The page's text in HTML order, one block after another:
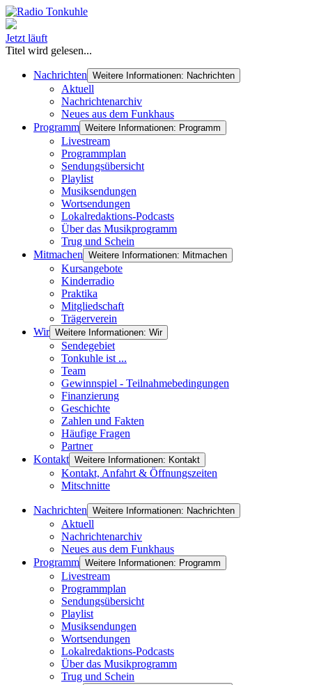
Jetzt läuft
Titel wird gelesen...
Nachrichten Weitere Informationen: Nachrichten
Aktuell
Nachrichtenarchiv
Neues aus dem Funkhaus
Programm Weitere Informationen: Programm
Livestream
Programmplan
Sendungsübersicht
Playlist
Musiksendungen
Wortsendungen
Lokalredaktions-Podcasts
Über das Musikprogramm
Trug und Schein
Mitmachen Weitere Informationen: Mitmachen
Kursangebote
Kinderradio
Praktika
Mitgliedschaft
Trägerverein
Wir Weitere Informationen: Wir
Sendegebiet
Tonkuhle ist ...
Team
Gewinnspiel - Teilnahmebedingungen
Finanzierung
Geschichte
Zahlen und Fakten
Häufige Fragen
Partner
Kontakt Weitere Informationen: Kontakt
Kontakt, Anfahrt & Öffnungszeiten
Mitschnitte
Nachrichten Weitere Informationen: Nachrichten
Aktuell
Nachrichtenarchiv
Neues aus dem Funkhaus
Programm Weitere Informationen: Programm
Livestream
Programmplan
Sendungsübersicht
Playlist
Musiksendungen
Wortsendungen
Lokalredaktions-Podcasts
Über das Musikprogramm
Trug und Schein